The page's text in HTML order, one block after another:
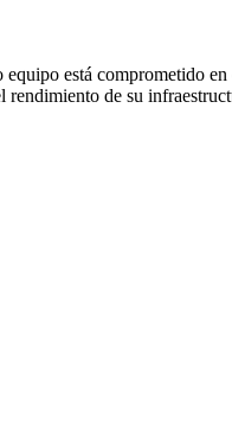
está comprometido
de su